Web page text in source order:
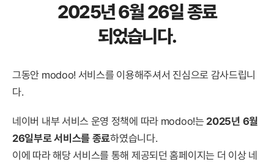
2025년 6월 26일 종료
되었습니다.
그동안 modoo! 서비스를 이용해주셔서 진심으로 감사드립니
다.
네이버 내부 서비스 운영 정책에 따라 modoo!는 2025년 6월
26일부로 서비스를 종료하였습니다.
이에 따라 해당 서비스를 통해 제공되던 홈페이지는 더 이상 네